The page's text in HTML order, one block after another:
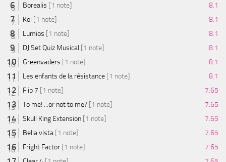
Borealis [1 note]
8.1
Koi [1 note]
8.1
Lumios [1 note]
8.1
DJ Set Quiz Musical [1 note]
8.1
Greenvaders [1 note]
8.1
Les enfants de la résistance [1 note]
8.1
Flip 7 [1 note]
7.65
To me! ...or not to me? [1 note]
7.65
Skull King Extension [1 note]
7.65
Bella vista [1 note]
7.65
Fright Factor [1 note]
7.65